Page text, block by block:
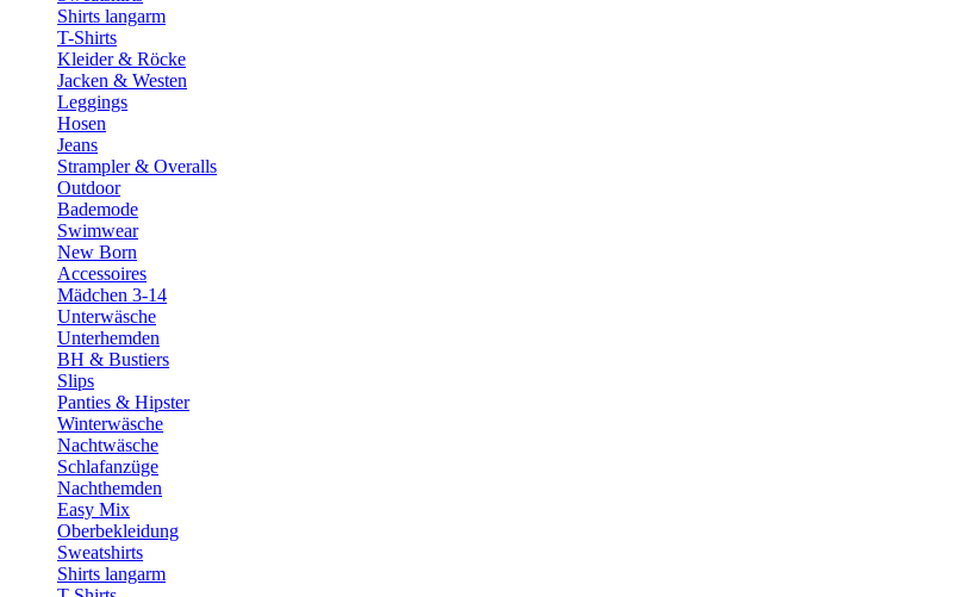
Shirts langarm
T-Shirts
Kleider & Röcke
Jacken & Westen
Leggings
Hosen
Jeans
Strampler & Overalls
Outdoor
Bademode
Swimwear
New Born
Accessoires
Mädchen 3-14
Unterwäsche
Unterhemden
BH & Bustiers
Slips
Panties & Hipster
Winterwäsche
Nachtwäsche
Schlafanzüge
Nachthemden
Easy Mix
Oberbekleidung
Sweatshirts
Shirts langarm